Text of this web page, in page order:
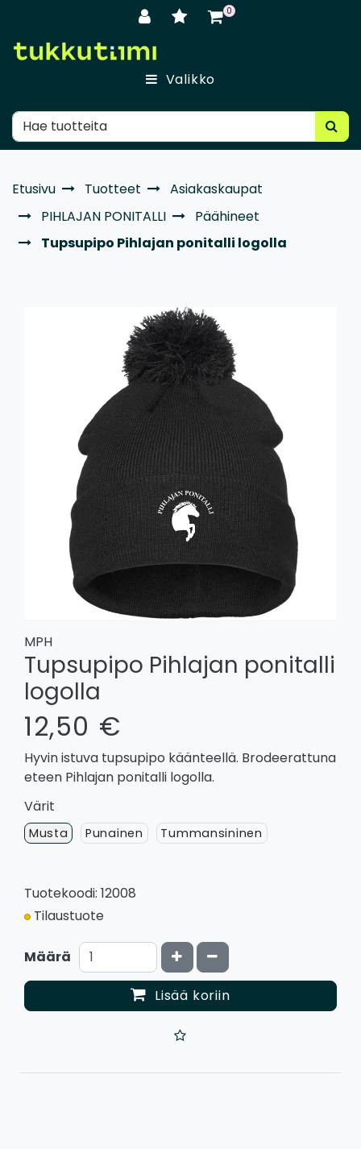
0
Valikko
Etusivu Tuotteet
Asiakaskaupat
PIHLAJAN PONITALLI
Päähineet
Tupsupipo Pihlajan ponitalli logolla
MPH
Tupsupipo Pihlajan ponitalli
logolla
12,50 €
Hyvin istuva tupsupipo käänteellä. Brodeerattuna
eteen Pihlajan ponitalli logolla.
Värit
Musta Punainen Tummansininen
Tuotekoodi: 12008
Tilaustuote
Määrä Kasvata määrää
Vähennä määrää
Lisää koriin